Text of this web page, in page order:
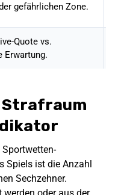
gefährlichen Zone.
Quote vs.
Erwartung.
Spiels ist die Anzahl
Sechzehner.